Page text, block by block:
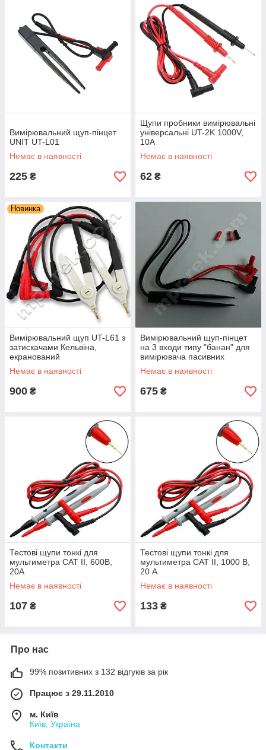
Вимірювальний щуп-пінцет
UNIT UT-L01
Немає в наявності
225 ₴
Щупи пробники вимірювальні
універсальні UT-2K 1000V,
10A
Немає в наявності
62 ₴
Новинка
Вимірювальний щуп UT-L61 з
затискачами Кельвіна,
екранований
Немає в наявності
900 ₴
Вимірювальний щуп-пінцет
на 3 входи типу "банан" для
вимірювача пасивних
елементів
Немає в наявності
675 ₴
Тестові щупи тонкі для
мультиметра CAT II, ​​600В,
20А
Немає в наявності
107 ₴
Тестові щупи тонкі для
мультиметра CAT II, 1000 В,
20 А
Немає в наявності
133 ₴
Про нас
99% позитивних з 132 відгуків за рік
Працює з 29.11.2010
м. Київ
Київ, Україна
Контакти